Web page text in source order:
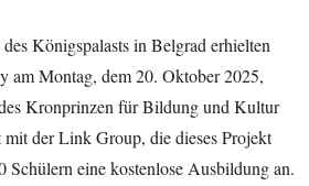
Königspalasts in Belgrad erhielten
am Montag, dem 20. Oktober 2025,
Kronprinzen für Bildung und Kultur
mit der Link Group, die dieses Projekt
Schülern eine kostenlose Ausbildung an.